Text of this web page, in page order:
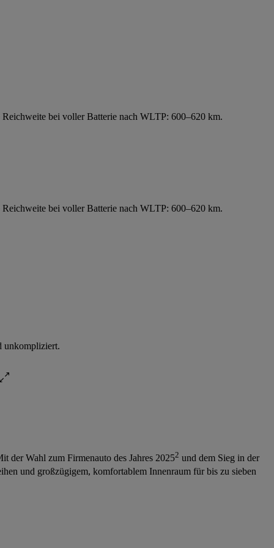
bei voller Batterie nach WLTP: 600–620 km.
bei voller Batterie nach WLTP: 600–620 km.
unkompliziert.
der Wahl zum Firmenauto des Jahres 20252 und dem Sieg in der
und großzügigem, komfortablem Innenraum für bis zu sieben